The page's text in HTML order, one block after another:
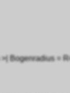
Bogenradius =